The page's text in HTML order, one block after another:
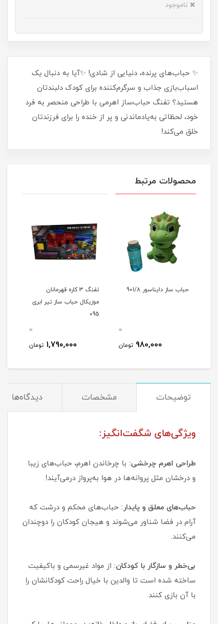
ناموجود
✨ حباب‌های پرنده، دنیایی از شادی! ✨آیا به دنبال یک
اسباب‌بازی جذاب و سرگرم‌کننده برای کودک دلبندتان
هستید؟ تفنگ حباب‌ساز اهرمی با طراحی منحصر به‌ فرد
خود، لحظاتی به‌یادماندنی و پر از خنده را برای فرزندتان
خلق می‌کند!
محصولات مرتبط
حباب ساز دایناسور 901/8
0
980,000 تومان
تفنگ 3 کاره قهرمانان
موزیکال حباب ساز تیر ابری
095
0
1,790,000 تومان
توضیحات مشخصات دیدگاه‌ها
ویژگی‌های شگفت‌انگیز:
طراحی اهرم چرخشی: با چرخاندن اهرم، حباب‌های زیبا
و درخشان مثل پروانه‌ها در هوا به‌پرواز درمی‌آیند!
حباب‌های معلق و پایدار: حباب‌های محکم و درشت که
آرام در فضا شناور می‌شوند و هیجان کودکان را دوچندان
می‌کنند.
بی‌خطر و سازگار با کودکان: از مواد غیرسمی و باکیفیت
ساخته شده است تا والدین با خیال راحت کودکانشان را
با آن بازی کنند.